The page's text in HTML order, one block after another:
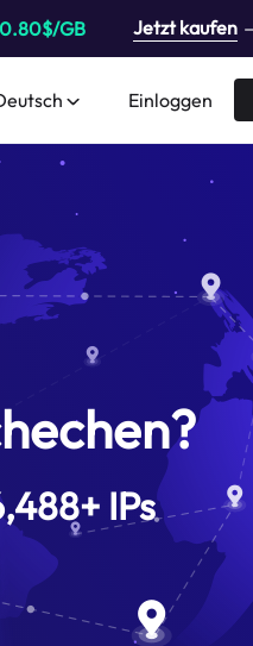
0.80$/GB Jetzt kaufen
Einloggen
+ IPs